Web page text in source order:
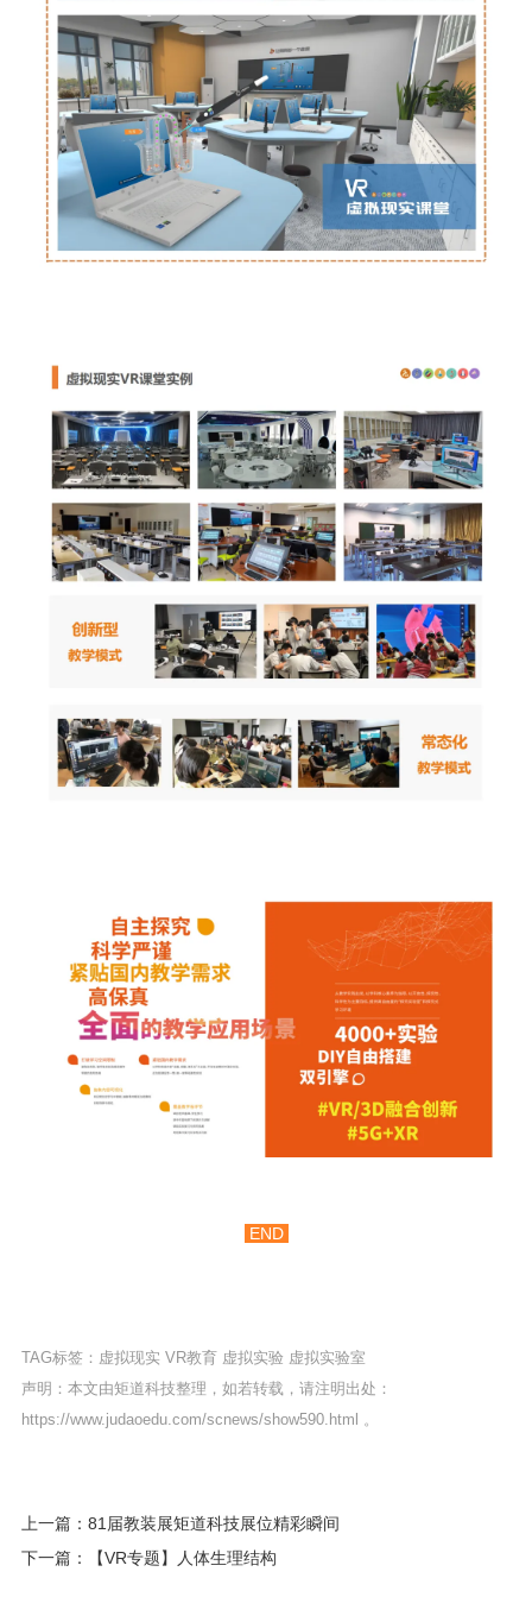
END
TAG标签： 虚拟现实 VR教育 虚拟实验 虚拟实验室
声明：本文由矩道科技整理，如若转载，请注明出处：
https://www.judaoedu.com/scnews/show590.html
。
上一篇：81届教装展矩道科技展位精彩瞬间
下一篇：【VR专题】人体生理结构